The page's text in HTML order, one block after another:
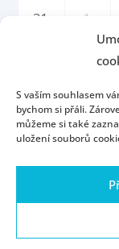
S vaším souhlasem
bychom si přáli.
můžeme si také
uložení souborů
31. 1.
Úvod
Přijímací řízení